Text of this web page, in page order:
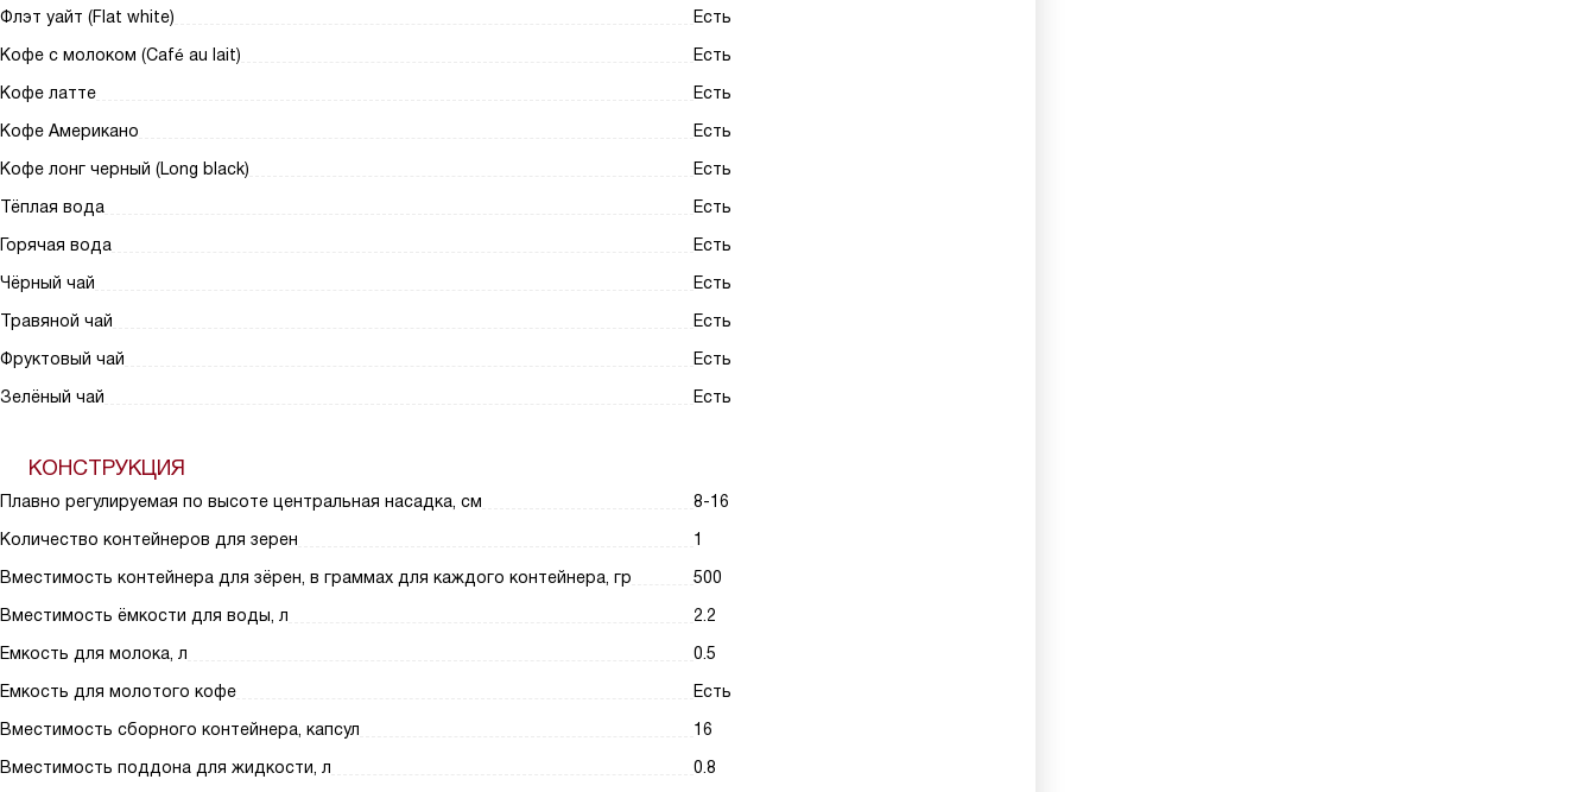
Флэт уайт (Flat white)
Есть
Кофе с молоком (Café au lait)
Есть
Кофе латте
Есть
Кофе Американо
Есть
Кофе лонг черный (Long black)
Есть
Тёплая вода
Есть
Горячая вода
Есть
Чёрный чай
Есть
Травяной чай
Есть
Фруктовый чай
Есть
Зелёный чай
Есть
КОНСТРУКЦИЯ
Плавно регулируемая по высоте центральная насадка, см
8-16
Количество контейнеров для зерен
1
Вместимость контейнера для зёрен, в граммах для каждого контейнера, гр
500
Вместимость ёмкости для воды, л
2.2
Емкость для молока, л
0.5
Емкость для молотого кофе
Есть
Вместимость сборного контейнера, капсул
16
Вместимость поддона для жидкости, л
0.8